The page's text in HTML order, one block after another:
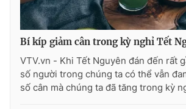
Bí kíp giảm cân trong kỳ nghỉ Tết
VTV.vn - Khi Tết Nguyên đán đến rất
số người trong chúng ta có thể vẫn
số cân mà chúng ta đã tăng trong kỳ